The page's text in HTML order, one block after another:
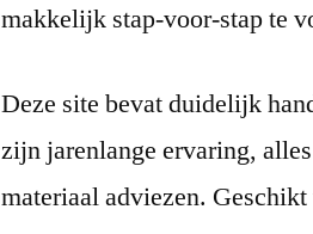
makkelijk stap-voor-stap te
Deze site bevat duidelijk
zijn jarenlange ervaring,
materiaal adviezen.